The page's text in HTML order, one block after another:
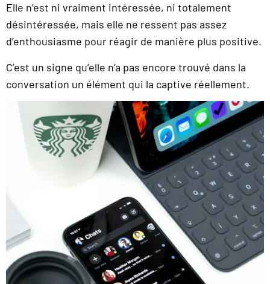
Elle n’est ni vraiment intéressée, ni totalement
désintéressée, mais elle ne ressent pas assez
d’enthousiasme pour réagir de manière plus positive.
C’est un signe qu’elle n’a pas encore trouvé dans la
conversation un élément qui la captive réellement.